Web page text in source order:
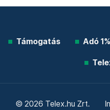
Támogatás Adó
© 2026 Telex.hu Zrt.